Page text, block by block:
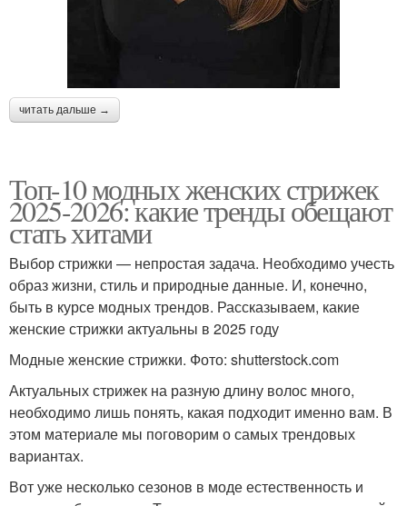
читать дальше →
Топ-10 модных женских стрижек
2025-2026: какие тренды обещают
стать хитами
Выбор стрижки — непростая задача. Необходимо учесть
образ жизни, стиль и природные данные. И, конечно,
быть в курсе модных трендов. Рассказываем, какие
женские стрижки актуальны в 2025 году
Модные женские стрижки. Фото: shutterstock.com
Актуальных стрижек на разную длину волос много,
необходимо лишь понять, какая подходит именно вам. В
этом материале мы поговорим о самых трендовых
вариантах.
Вот уже несколько сезонов в моде естественность и